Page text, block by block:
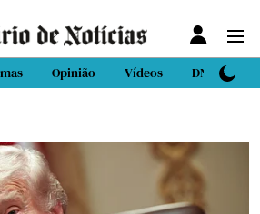
Opinião Vídeos DN Sport